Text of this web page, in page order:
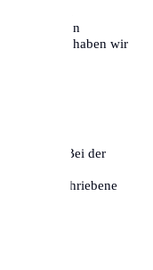
und
oft ähnlichen
vermeiden, haben wir
Bei der
der unterschriebene